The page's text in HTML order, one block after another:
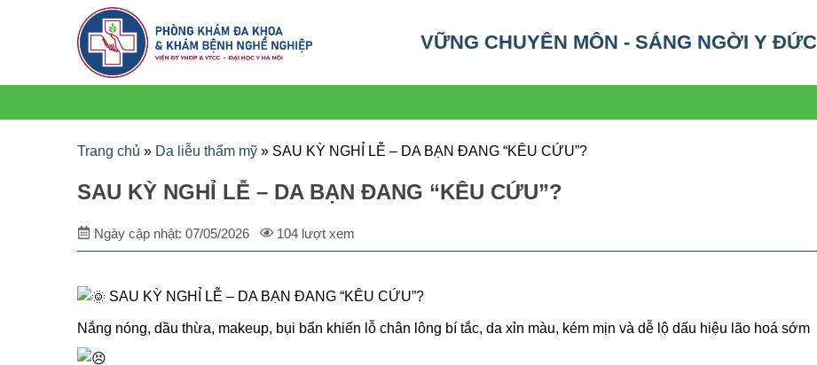
VỮNG CHUYÊN MÔN - SÁNG NGỜI Y ĐỨC
Trang chủ » Da liễu thẩm mỹ » SAU KỲ NGHỈ LỄ – DA BẠN ĐANG “KÊU CỨU”?
SAU KỲ NGHỈ LỄ – DA BẠN ĐANG “KÊU CỨU”?
Ngày cập nhật: 07/05/2026 104 lượt xem
SAU KỲ NGHỈ LỄ – DA BẠN ĐANG “KÊU CỨU”?
Nắng nóng, dầu thừa, makeup, bụi bẩn khiến lỗ chân lông bí tắc, da xỉn màu, kém mịn và dễ lộ dấu hiệu lão hoá sớm